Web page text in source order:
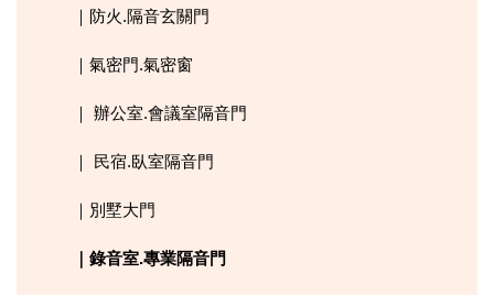
｜防火.隔音玄關門
｜氣密門.氣密窗
｜ 辦公室.會議室隔音門
｜ 民宿.臥室隔音門
｜別墅大門
｜錄音室.專業隔音門